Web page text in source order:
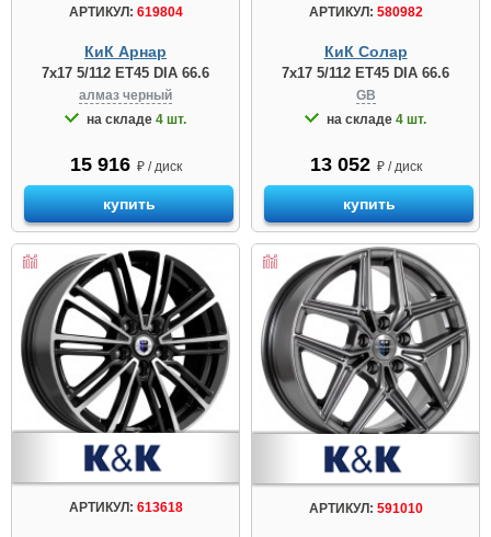
АРТИКУЛ: 619804
КиК Арнар
7x17 5/112 ET45 DIA 66.6
алмаз черный
на складе 4 шт.
15 916 ₽ / диск
купить
АРТИКУЛ: 580982
КиК Солар
7x17 5/112 ET45 DIA 66.6
GB
на складе 4 шт.
13 052 ₽ / диск
купить
АРТИКУЛ: 613618 АРТИКУЛ: 591010